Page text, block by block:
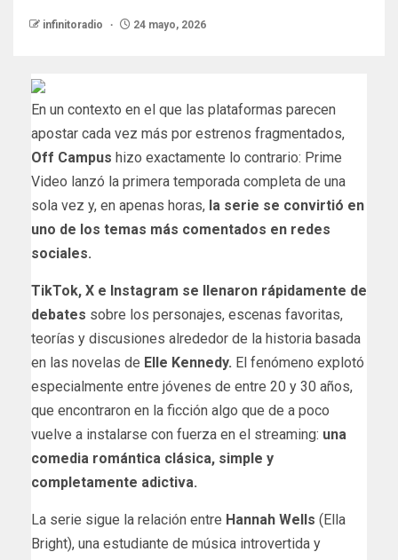
infinitoradio 24 mayo, 2026
En un contexto en el que las plataformas parecen
apostar cada vez más por estrenos fragmentados,
Off Campus hizo exactamente lo contrario: Prime
Video lanzó la primera temporada completa de una
sola vez y, en apenas horas, la serie se convirtió en
uno de los temas más comentados en redes
sociales.
TikTok, X e Instagram se llenaron rápidamente de
debates sobre los personajes, escenas favoritas,
teorías y discusiones alrededor de la historia basada
en las novelas de Elle Kennedy. El fenómeno explotó
especialmente entre jóvenes de entre 20 y 30 años,
que encontraron en la ficción algo que de a poco
vuelve a instalarse con fuerza en el streaming: una
comedia romántica clásica, simple y
completamente adictiva.
La serie sigue la relación entre Hannah Wells (Ella
Bright), una estudiante de música introvertida y